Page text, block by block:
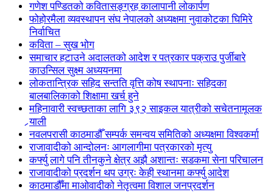
गणेश पण्डितको कवितासङ्ग्रह कालापानी लोकार्पण
फोहोरमैला व्यवस्थापन संघ नेपालको अध्यक्षमा नुवाकोटका घिमिरे
निर्वाचित
कविता – सुख भोग
समाचार हटाउने अदालतको आदेश र पत्रकार पक्राउ पुर्जीबारे
काउन्सिल सुक्ष्म अध्ययनमा
लोकतान्त्रिक सहिद सन्तति वृत्ति कोष स्थापनाः सहिदका
बालबालिकाको शिक्षामा खर्च हुने
महिनावारी स्वच्छताका लागि ३९२ साइकल यात्रीको सचेतनामूलक
र्‍याली
नवलपरासी काठमाडौँ सम्पर्क समन्वय समितिको अध्यक्षमा विश्वकर्मा
राजावादीको आन्दोलनः आगलागीमा पत्रकारको मृत्यु
कर्फ्यु लागे पनि तीनकुने क्षेत्र अझै अशान्तः सडकमा सेना परिचालन
राजावादीको प्रदर्शन थप उग्रः केही स्थानमा कर्फ्यु आदेश
काठमाडौँमा माओवादीको नेतृत्वमा विशाल जनप्रदर्शन